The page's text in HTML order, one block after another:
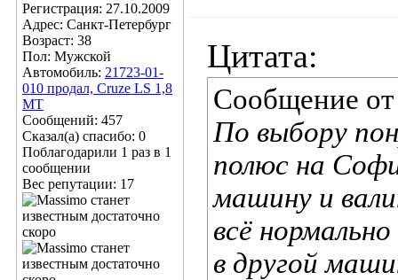
Регистрация: 27.10.2009
Адрес: Санкт-Петербург
Возраст: 38
Пол: Мужской
Автомобиль: 21723-01-
010 продал, Cruze LS 1,8
MT
Сообщений: 457
Сказал(а) спасибо: 0
Поблагодарили 1 раз в 1
сообщении
Вес репутации: 17
Цитата:
Сообщение
По выбору
полюс на
машину и
всё
в другой